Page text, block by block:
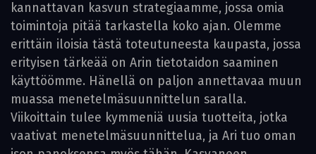
kannattavan kasvun strategiaamme, jossa omia
toimintoja pitää tarkastella koko ajan. Olemme
erittäin iloisia tästä toteutuneesta kaupasta, jossa
erityisen tärkeää on Arin tietotaidon saaminen
käyttöömme. Hänellä on paljon annettavaa muun
muassa menetelmäsuunnittelun saralla.
Viikoittain tulee kymmeniä uusia tuotteita, jotka
vaativat menetelmäsuunnittelua, ja Ari tuo oman